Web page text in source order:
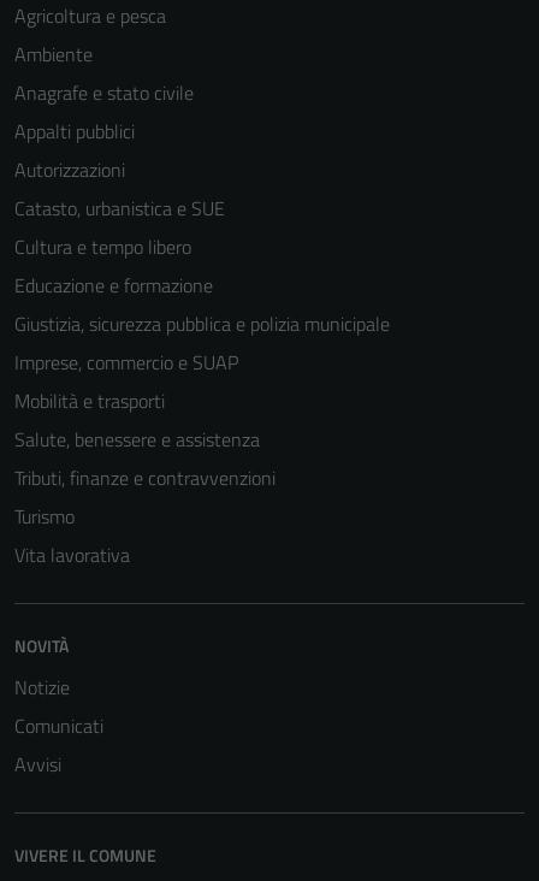
Agricoltura e pesca
Ambiente
Anagrafe e stato civile
Appalti pubblici
Autorizzazioni
Catasto, urbanistica e SUE
Cultura e tempo libero
Educazione e formazione
Giustizia, sicurezza pubblica e polizia municipale
Imprese, commercio e SUAP
Mobilità e trasporti
Salute, benessere e assistenza
Tributi, finanze e contravvenzioni
Turismo
Vita lavorativa
NOVITÀ
Notizie
Comunicati
Avvisi
VIVERE IL COMUNE
funzionamento
informazioni